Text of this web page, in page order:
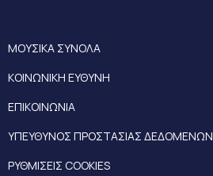
ΜΟΥΣΙΚΑ ΣΥΝΟΛΑ
ΚΟΙΝΩΝΙΚΗ ΕΥΘΥΝΗ
ΕΠΙΚΟΙΝΩΝΙΑ
ΥΠΕΥΘΥΝΟΣ ΠΡΟΣΤΑΣΙΑΣ ΔΕΔΟΜΕΝΩΝ
ΡΥΘΜΙΣΕΙΣ COOKIES